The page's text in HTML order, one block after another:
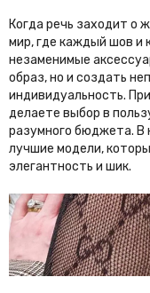
Когда речь заходит о
мир, где каждый шов и
незаменимые
образ, но и создать
индивидуальность.
делаете выбор в
разумного бюджета. В
лучшие модели,
элегантность и шик.